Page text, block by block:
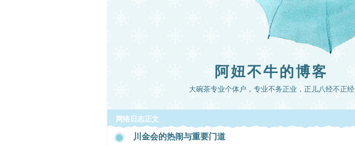
阿妞不牛的博客
大碗茶专业个体户，专业不务正业，正儿八经不正经
网络日志正文
川金会的热闹与重要门道